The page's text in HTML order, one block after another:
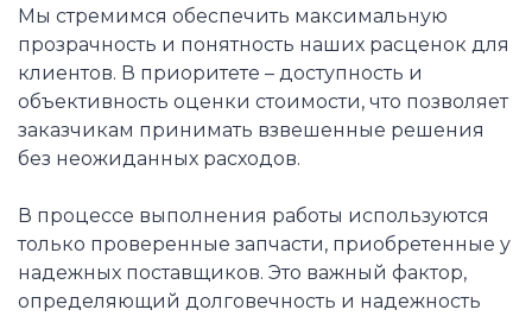
Мы стремимся обеспечить максимальную
прозрачность и понятность наших расценок для
клиентов. В приоритете – доступность и
объективность оценки стоимости, что позволяет
заказчикам принимать взвешенные решения
без неожиданных расходов.
В процессе выполнения работы используются
только проверенные запчасти, приобретенные у
надежных поставщиков. Это важный фактор,
определяющий долговечность и надежность